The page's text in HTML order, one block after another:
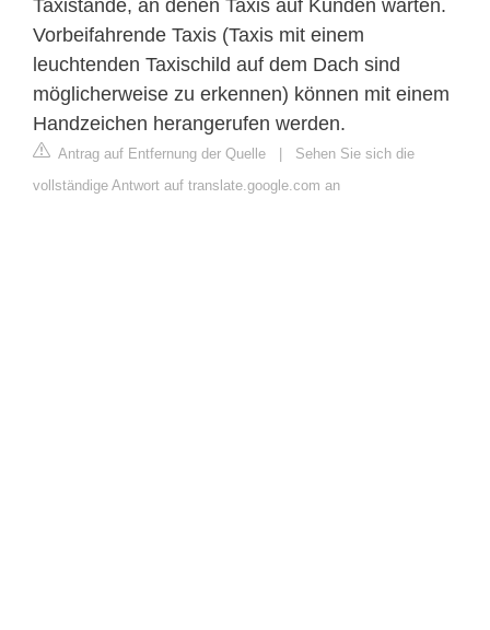
Taxistände, an denen Taxis auf Kunden warten.
Vorbeifahrende Taxis (Taxis mit einem
leuchtenden Taxischild auf dem Dach sind
möglicherweise zu erkennen) können mit einem
Handzeichen herangerufen werden.
Antrag auf Entfernung der Quelle | Sehen Sie sich die
vollständige Antwort auf translate.google.com an